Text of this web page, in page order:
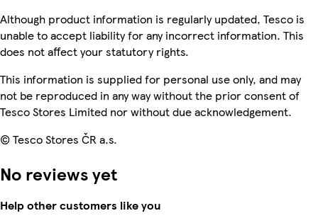
Although product information is regularly updated, Tesco is
unable to accept liability for any incorrect information. This
does not affect your statutory rights.
This information is supplied for personal use only, and may
not be reproduced in any way without the prior consent of
Tesco Stores Limited nor without due acknowledgement.
© Tesco Stores ČR a.s.
No reviews yet
Help other customers like you